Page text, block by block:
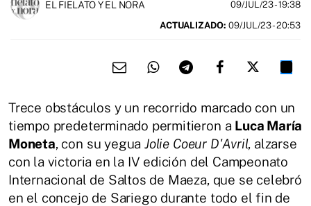
EL FIELATO Y EL NORA 09/JUL/23- 19:38
ACTUALIZADO: 09/JUL/23 - 20:53
Trece obstáculos y un recorrido marcado con un
tiempo predeterminado permitieron a Luca María
Moneta, con su yeguaJolie Coeur D'Avril, alzarse
con la victoria en la IV edición del Campeonato
Internacional de Saltos de Maeza, que se celebró
en el concejo de Sariego durante todo el fin de